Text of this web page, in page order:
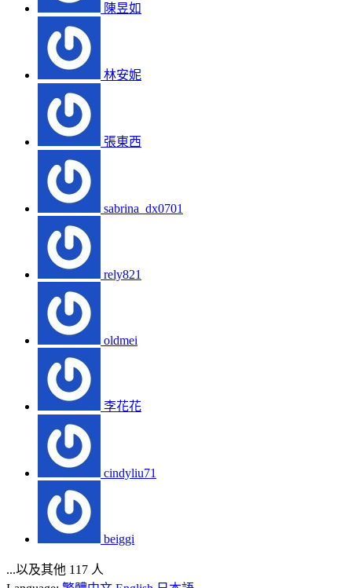
陳昱如
林安妮
張東西
sabrina_dx0701
rely821
oldmei
李花花
cindyliu71
beiggi
...以及其他 117 人